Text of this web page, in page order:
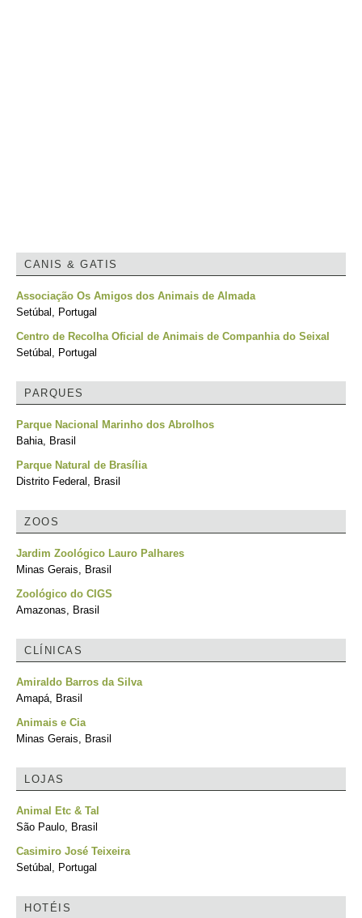
CANIS & GATIS
Associação Os Amigos dos Animais de Almada
Setúbal, Portugal
Centro de Recolha Oficial de Animais de Companhia do Seixal
Setúbal, Portugal
PARQUES
Parque Nacional Marinho dos Abrolhos
Bahia, Brasil
Parque Natural de Brasília
Distrito Federal, Brasil
ZOOS
Jardim Zoológico Lauro Palhares
Minas Gerais, Brasil
Zoológico do CIGS
Amazonas, Brasil
CLÍNICAS
Amiraldo Barros da Silva
Amapá, Brasil
Animais e Cia
Minas Gerais, Brasil
LOJAS
Animal Etc & Tal
São Paulo, Brasil
Casimiro José Teixeira
Setúbal, Portugal
HOTÉIS